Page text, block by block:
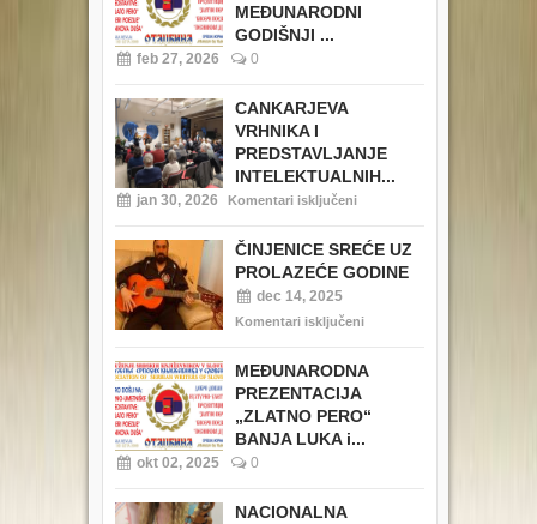
MEĐUNARODNI
GODIŠNJI ...
feb 27, 2026 0
CANKARJEVA
VRHNIKA I
PREDSTAVLJANJE
INTELEKTUALNIH...
jan 30, 2026 Komentari isključeni
ČINJENICE SREĆE UZ
PROLAZEĆE GODINE
dec 14, 2025
Komentari isključeni
MEĐUNARODNA
PREZENTACIJA
„ZLATNO PERO“
BANJA LUKA i...
okt 02, 2025 0
NACIONALNA